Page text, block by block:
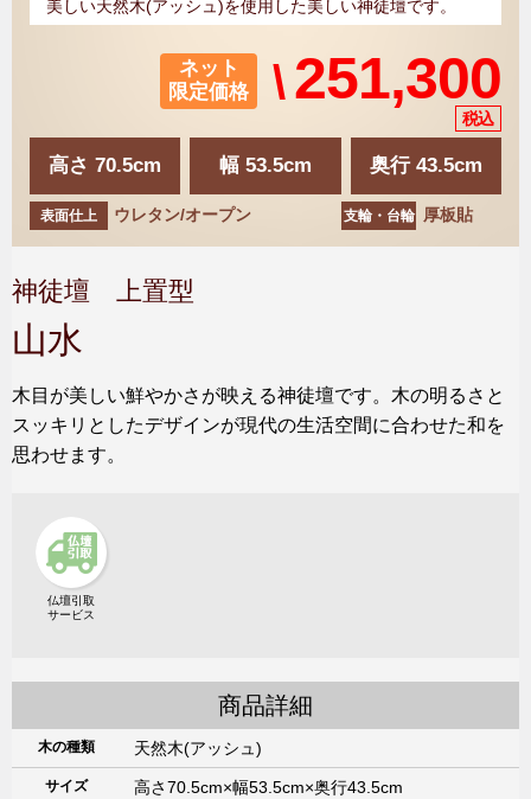
美しい天然木(アッシュ)を使用した美しい神徒壇です。
ネット
限定価格
\ 251,300
高さ 70.5cm 幅 53.5cm 奥行 43.5cm
表面仕上 ウレタン/オープン 支輪・台輪 厚板貼
神徒壇 上置型
山水
木目が美しい鮮やかさが映える神徒壇です。木の明るさと
スッキリとしたデザインが現代の生活空間に合わせた和を
思わせます。
仏壇引取
サービス
商品詳細
木の種類 天然木(アッシュ)
サイズ 高さ70.5cm×幅53.5cm×奥行43.5cm